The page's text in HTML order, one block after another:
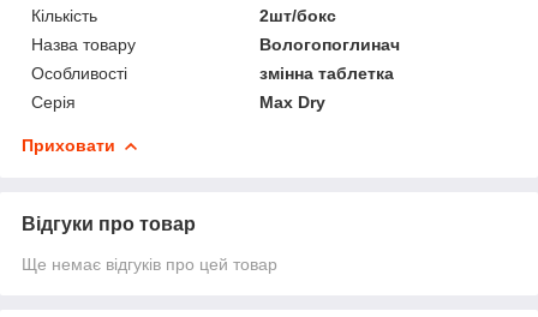
Кількість
2шт/бокс
Назва товару
Вологопоглинач
Особливості
змінна таблетка
Серія
Max Dry
Приховати
Відгуки про товар
Ще немає відгуків про цей товар